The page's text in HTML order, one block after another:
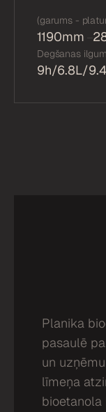
(garums -
1190mm
Degšanas
9h/6.8L/
Planika
pasaulē
un
līmeņa
bioetanola